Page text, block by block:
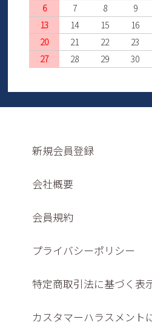
6
7 8 9
13
14 15 16
20
21 22 23
27
28 29 30
新規会員登録
会社概要
会員規約
プライバシーポリシー
特定商取引法に基づく表
カスタマーハラスメント